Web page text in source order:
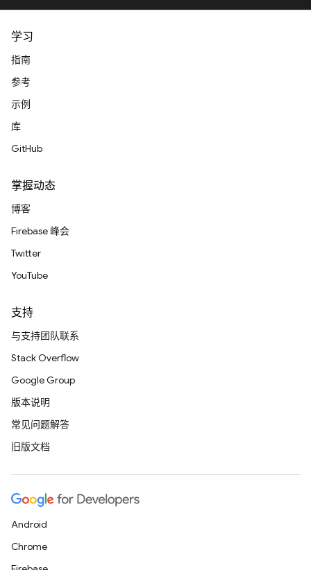
学习
指南
参考
示例
库
GitHub
掌握动态
博客
Firebase 峰会
Twitter
YouTube
支持
与支持团队联系
Stack Overflow
Google Group
版本说明
常见问题解答
旧版文档
Android
Chrome